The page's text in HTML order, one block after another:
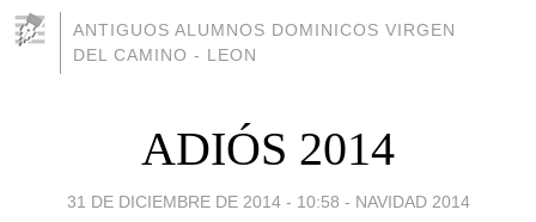
ANTIGUOS ALUMNOS DOMINICOS VIRGEN
DEL CAMINO - LEON
ADIÓS 2014
31 DE DICIEMBRE DE 2014 - 10:58 - NAVIDAD 2014